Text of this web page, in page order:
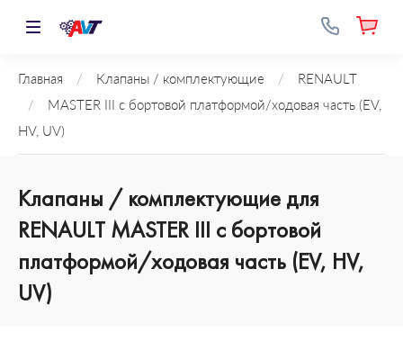
Главная / Клапаны / комплектующие /
RENAULT
/
MASTER III c бортовой платформой/ходовая часть (EV,
HV, UV)
Клапаны / комплектующие для
RENAULT MASTER III c бортовой
платформой/ходовая часть (EV, HV,
UV)